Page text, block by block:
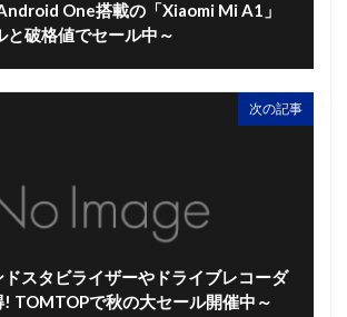
One搭載の「Xiaomi Mi A1」
と破格値でセール中～
次の記事
スタビライザーやドライブレコーダ
! TOMTOPで秋の大セール開催中～